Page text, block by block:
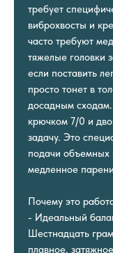
требует
виброхвосты и
часто требуют
тяжелые головки
если поставить
просто тонет в
досадным
крючком 7/0 и
задачу. Это
подачи объемных
медленное
Почему это
- Идеальный
Шестнадцать
плавное,